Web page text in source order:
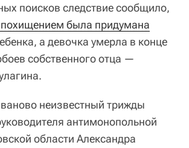
поисков следствие сообщило,
похищением была придумана
а девочка умерла в конце
собственного отца —
неизвестный трижды
антимонопольной
области Александра